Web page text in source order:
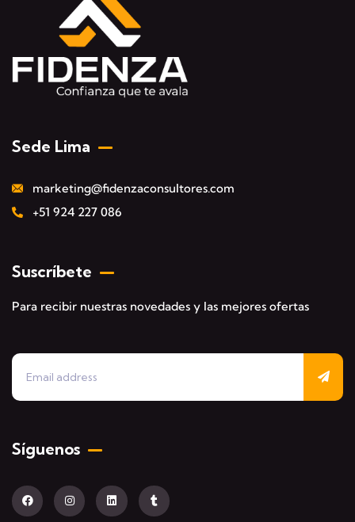
Sede Lima
marketing@fidenzaconsultores.com
+51 924 227 086
Suscríbete
Para recibir nuestras novedades y las mejores ofertas
Síguenos